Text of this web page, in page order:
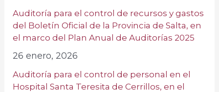
Auditoría para el control de recursos y gastos
del Boletín Oficial de la Provincia de Salta, en
el marco del Plan Anual de Auditorías 2025
26 enero, 2026
Auditoría para el control de personal en el
Hospital Santa Teresita de Cerrillos, en el